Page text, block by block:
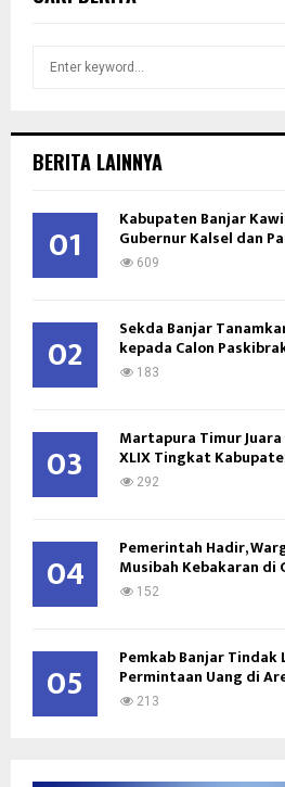
h
o
BERITA LAINNYA
01 Kabupaten Banjar
Gubernur Kalsel dan
609
02 Sekda Banjar
kepada Calon
183
03 Martapura Timur
XLIX Tingkat
292
04 Pemerintah Hadir,
Musibah Kebakaran di
152
05 Pemkab Banjar Tindak
Permintaan Uang di
213